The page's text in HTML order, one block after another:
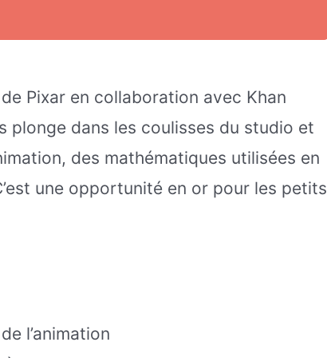
Pixar en collaboration avec Khan
plonge dans les coulisses du studio et
des mathématiques utilisées en
une opportunité en or pour les petits
l’animation